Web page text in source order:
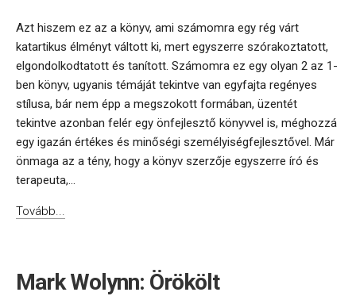
Azt hiszem ez az a könyv, ami számomra egy rég várt
katartikus élményt váltott ki, mert egyszerre szórakoztatott,
elgondolkodtatott és tanított. Számomra ez egy olyan 2 az 1-
ben könyv, ugyanis témáját tekintve van egyfajta regényes
stílusa, bár nem épp a megszokott formában, üzentét
tekintve azonban felér egy önfejlesztő könyvvel is, méghozzá
egy igazán értékes és minőségi személyiségfejlesztővel. Már
önmaga az a tény, hogy a könyv szerzője egyszerre író és
terapeuta,...
Tovább...
Mark Wolynn: Örökölt